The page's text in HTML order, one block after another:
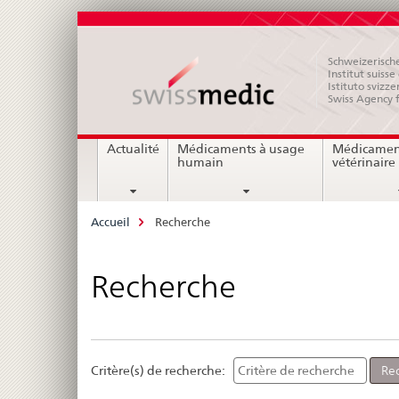
Institut
Istituto
Swiss
Navigation
Actualité
Médicaments à usage
humain
vétérinaire
Breadcrumb
Accueil Recherche
Recherche
Critère(s) de recherche: